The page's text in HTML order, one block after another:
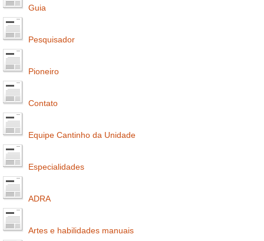
Guia
Pesquisador
Pioneiro
Contato
Equipe Cantinho da Unidade
Especialidades
ADRA
Artes e habilidades manuais